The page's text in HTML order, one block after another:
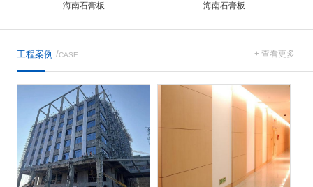
海南石膏板 海南石膏板
工程案例 /CASE + 查看更多